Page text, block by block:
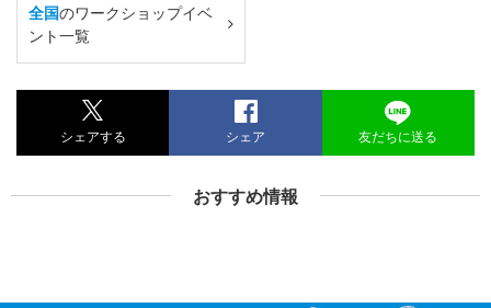
全国のワークショップイベ
ント一覧
シェアする シェア 友だちに送る
おすすめ情報